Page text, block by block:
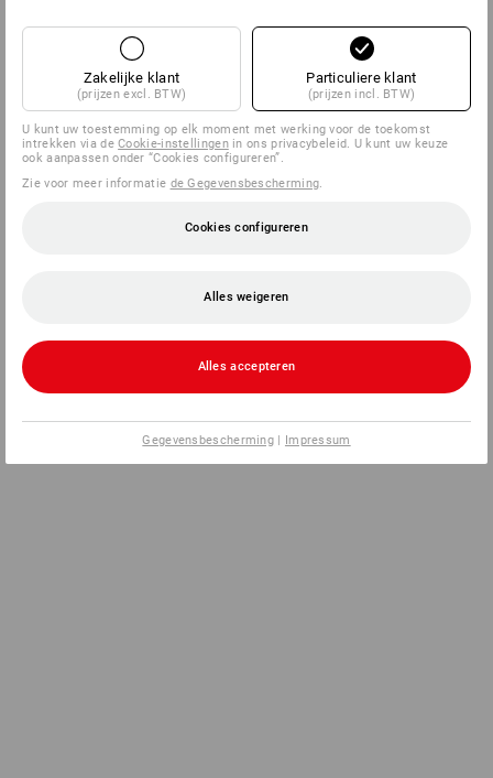
Zakelijke klant
(prijzen excl. BTW)
Particuliere klant
(prijzen incl. BTW)
U kunt uw toestemming op elk moment met werking voor de toekomst
intrekken via deCookie-instellingenin ons privacybeleid. U kunt uw keuze
ook aanpassen onder “Cookies configureren”.
Zie voor meer informatie de Gegevensbescherming
Cookies configureren
Alles weigeren
Alles accepteren
Gegevensbescherming | Impressum